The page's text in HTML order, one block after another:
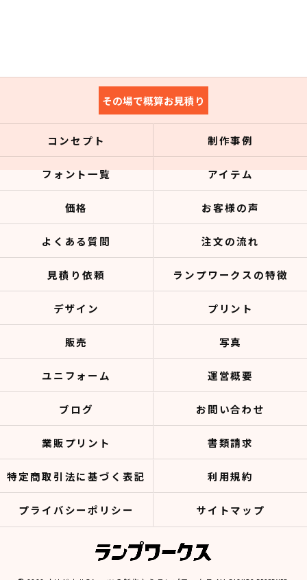
その場で概算お見積り
コンセプト 制作事例
フォント一覧 アイテム
価格 お客様の声
よくある質問 注文の流れ
見積り依頼 ランプワークスの特徴
デザイン プリント
販売 写真
ユニフォーム 運営概要
ブログ お問い合わせ
業販プリント 書類請求
特定商取引法に基づく表記 利用規約
プライバシーポリシー サイトマップ